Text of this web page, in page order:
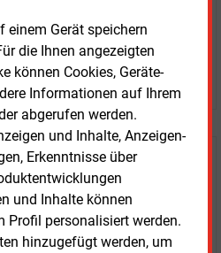
einem Gerät speichern
die Ihnen angezeigten
können Cookies, Geräte-
Informationen auf Ihrem
abgerufen werden.
und Inhalte, Anzeigen-
Erkenntnisse über
und Inhalte können
Profil personalisiert werden.
hinzugefügt werden, um
Zeitung E&M